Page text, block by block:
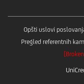
Opšti uslovi
Pregled referentnih